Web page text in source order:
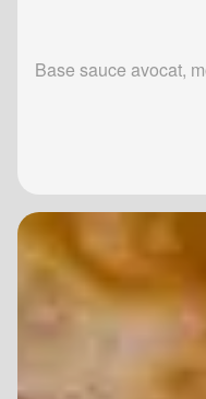
Base sauce avocat,